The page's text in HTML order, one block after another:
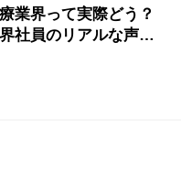
業界って実際どう？
社員のリアルな声と